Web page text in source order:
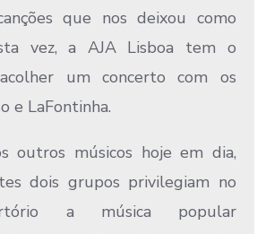
que nos deixou como
vez, a AJA Lisboa tem o
um concerto com os
e LaFontinha.
outros músicos hoje em dia,
dois grupos privilegiam no
a música popular